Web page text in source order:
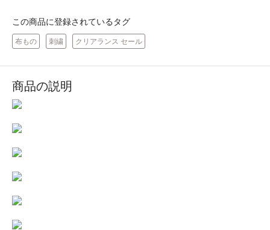
この商品に登録されているタグ
布もの 刺繍 クリアランス セール
商品の説明